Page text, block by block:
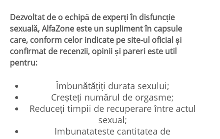
Dezvoltat de o echipă de experți în disfuncție
sexuală, AlfaZone este un supliment în capsule
care, conform celor indicate pe site-ul oficial și
confirmat de recenzii, opinii și pareri este util
pentru:
Îmbunătățiți durata sexului;
Creșteți numărul de orgasme;
Reduceți timpii de recuperare între actul
sexual;
Imbunatateste cantitatea de